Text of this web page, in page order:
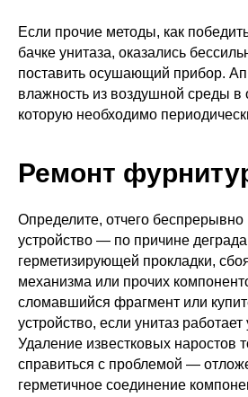
Если прочие методы, как
бачке унитаза, оказались
поставить осушающий прибор.
влажность из воздушной среды в
которую необходимо
Ремонт
Определите, отчего беспрерывно
устройство — по причине
герметизирующей прокладки,
механизма или прочих
сломавшийся фрагмент или
устройство, если унитаз работает
Удаление известковых наростов
справиться с проблемой —
герметичное соединение